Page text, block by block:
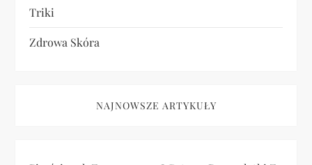
Triki
Zdrowa Skóra
NAJNOWSZE ARTYKUŁY